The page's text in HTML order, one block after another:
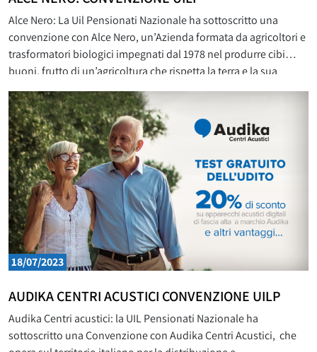
Alce Nero: La Uil Pensionati Nazionale ha sottoscritto una
convenzione con Alce Nero, un’Azienda formata da agricoltori e
trasformatori biologici impegnati dal 1978 nel produrre cibi
buoni, frutto di un’agricoltura che rispetta la terra e la sua
fertilità. Per fruire della convenzione, che prevede uno sconto
del 10% per l’acquisto dei prodotti in vendita sullo shop online
18/07/2023
AUDIKA CENTRI ACUSTICI CONVENZIONE UILP
Audika Centri acustici: la UIL Pensionati Nazionale ha
sottoscritto una Convenzione con Audika Centri Acustici, che